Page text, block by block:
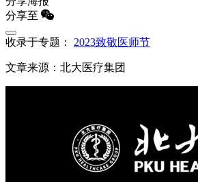
分享至
收录于专题： 2023致敬医师节
文章来源：北大医疗集团